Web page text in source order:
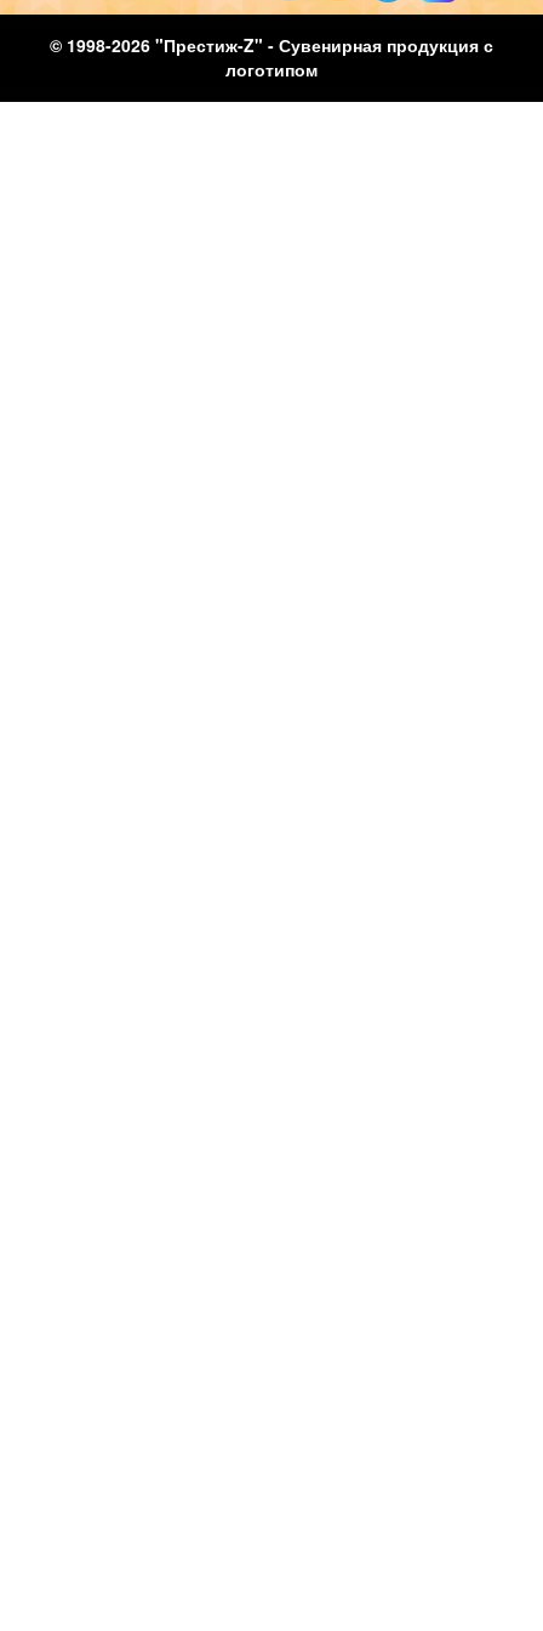
© 1998-2026 "Престиж-Z" - Сувенирная продукция с
логотипом